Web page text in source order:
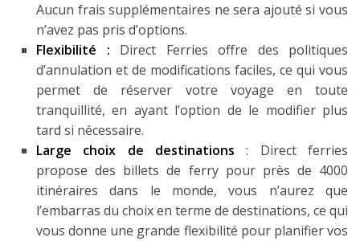
Aucun frais supplémentaires ne sera ajouté si vous
n’avez pas pris d’options.
Flexibilité : Direct Ferries offre des politiques
d’annulation et de modifications faciles, ce qui vous
permet de réserver votre voyage en toute
tranquillité, en ayant l’option de le modifier plus
tard si nécessaire.
Large choix de destinations: Direct ferries
propose des billets de ferry pour près de 4000
itinéraires dans le monde, vous n’aurez que
l’embarras du choix en terme de destinations, ce qui
vous donne une grande flexibilité pour planifier vos